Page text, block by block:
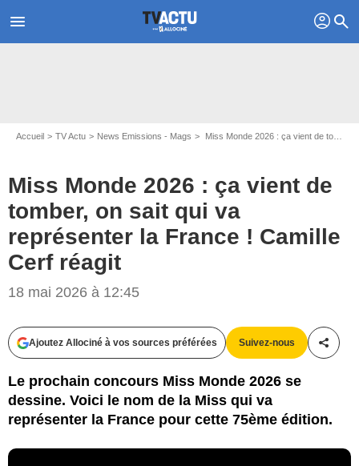
menu profil search
Accueil TV Actu News Emissions - Mags Miss Monde 2026 : ça vient de tomber, on sait qui va représenter la France ! Camille Cerf réagit
Miss Monde 2026 : ça vient de
tomber, on sait qui va
représenter la France ! Camille
Cerf réagit
18 mai 2026 à 12:45
Ajoutez Allociné à vos sources préférées Suivez-nous
Le prochain concours Miss Monde 2026 se
dessine. Voici le nom de la Miss qui va
représenter la France pour cette 75ème édition.